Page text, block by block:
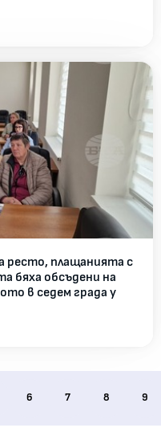
ресто, плащанията с
бяха обсъдени на
в седем града у
6 7 8 9